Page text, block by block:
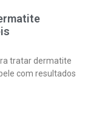
tratar dermatite
com resultados